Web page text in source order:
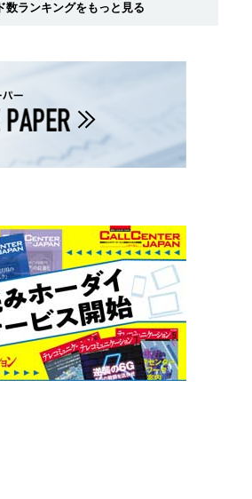
数ランキングをもっと見る